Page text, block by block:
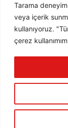
Tarama
veya içerik
kullanıyoruz.
çerez
ABONE OL
2025 ©